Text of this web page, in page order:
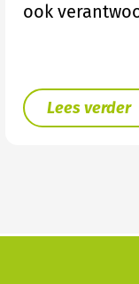
ook
Lees verder